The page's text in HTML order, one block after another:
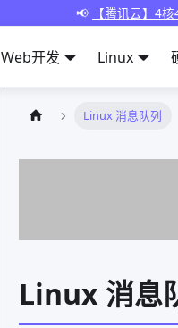
📢 【腾讯云】4
Web开发 Linux
Linux 消息队列
Linux 消息